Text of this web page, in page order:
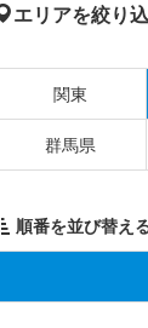
エリアを絞り
関東
群馬県
順番を並び替え